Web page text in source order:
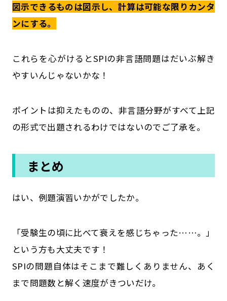
図示できるものは図示し、計算は可能な限りカンタ
ンにする。
これらを心がけるとSPIの非言語問題はだいぶ解き
やすいんじゃないかな！
ポイントは抑えたものの、非言語分野がすべて上記
の形式で出題されるわけではないのでご了承を。
まとめ
はい、例題演習いかがでしたか。
「受験生の頃に比べて衰えを感じちゃった……。」
という方も大丈夫です！
SPIの問題自体はそこまで難しくありません、あく
まで問題数と解く速度がきついだけ。